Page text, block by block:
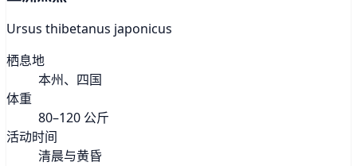
Ursus thibetanus japonicus
栖息地
本州、四国
体重
80–120 公斤
活动时间
清晨与黄昏